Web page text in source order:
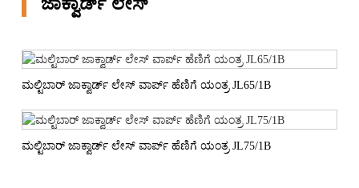
ಮಲ್ಟಿಬಾರ್ ಜಾಕ್ವಾರ್ಡ್ ಲೇಸ್ ವಾರ್ಪ್ ಹೆಣಿಗೆ ಯಂತ್ರ JL65/1B
ಮಲ್ಟಿಬಾರ್ ಜಾಕ್ವಾರ್ಡ್ ಲೇಸ್ ವಾರ್ಪ್ ಹೆಣಿಗೆ ಯಂತ್ರ JL75/1B